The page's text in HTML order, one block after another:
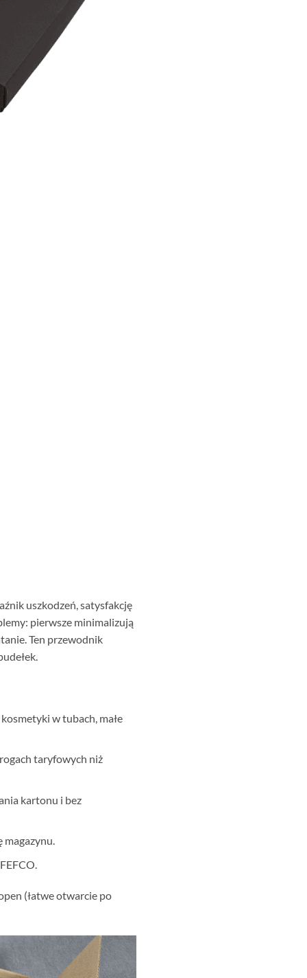
uszkodzeń, satysfakcję
pierwsze minimalizują
Ten przewodnik
w tubach, małe
taryfowych niż
kartonu i bez
(łatwe otwarcie po